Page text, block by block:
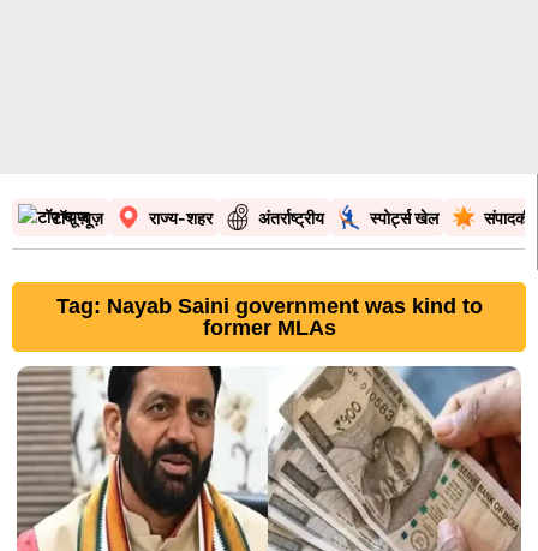
टॉप न्यूज़ राज्य-शहर अंतर्राष्ट्रीय स्पोर्ट्स खेल
Tag: Nayab Saini government was kind to
former MLAs